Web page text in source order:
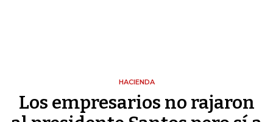
HACIENDA
Los empresarios no rajaron